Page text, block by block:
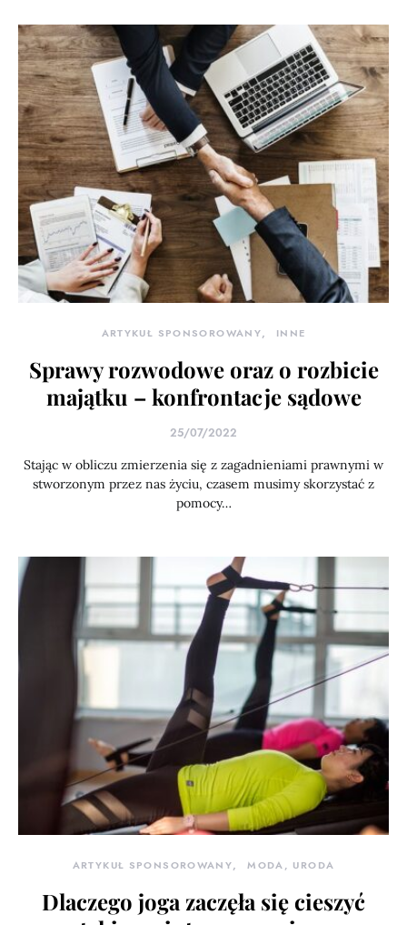
ARTYKUŁ SPONSOROWANY INNE
Sprawy rozwodowe oraz o rozbicie
majątku – konfrontacje sądowe
25/07/2022
Stając w obliczu zmierzenia się z zagadnieniami prawnymi w
stworzonym przez nas życiu, czasem musimy skorzystać z
pomocy…
ARTYKUŁ SPONSOROWANY MODA, URODA
Dlaczego joga zaczęła się cieszyć